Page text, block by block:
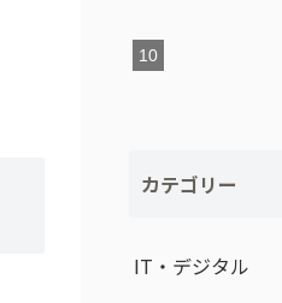
カテゴリー
IT・デジタル